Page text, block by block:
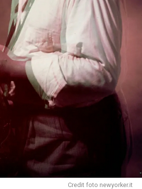
Credit foto newyorker.it